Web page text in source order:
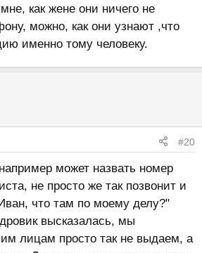
как жене они ничего не
можно, как они узнают ,что
именно тому человеку.
#20
может назвать номер
не просто же так позвонит и
что там по моему делу?"
высказалась, мы
лицам просто так не выдаем, а